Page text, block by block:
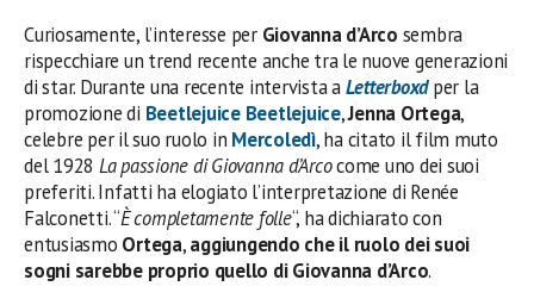
Curiosamente, l’interesse per Giovanna d’Arco sembra
rispecchiare un trend recente anche tra le nuove generazioni
di star. Durante una recente intervista aLetterboxd per la
promozione di Beetlejuice Beetlejuice,Jenna Ortega,
celebre per il suo ruolo in Mercoledì, ha citato il film muto
del 1928 La passione di Giovanna d’Arcocome uno dei suoi
preferiti. Infatti ha elogiato l’interpretazione di Renée
Falconetti. “È completamente folle“, ha dichiarato con
entusiasmo Ortega,aggiungendo che il ruolo dei suoi
sogni sarebbe proprio quello di Giovanna d’Arco.